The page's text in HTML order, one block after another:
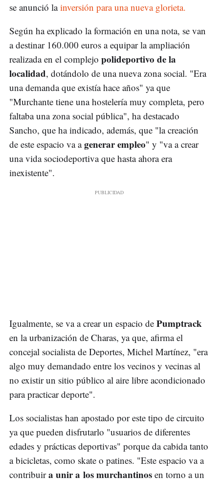
se anunció lainversión para una nueva glorieta.
Según ha explicado la formación en una nota, se van
a destinar 160.000 euros a equipar la ampliación
realizada en el complejo polideportivo de la
localidad, dotándolo de una nueva zona social. "Era
una demanda que existía hace años" ya que
"Murchante tiene una hostelería muy completa, pero
faltaba una zona social pública", ha destacado
Sancho, que ha indicado, además, que "la creación
de este espacio va agenerar empleo" y "va a crear
una vida sociodeportiva que hasta ahora era
inexistente".
Igualmente, se va a crear un espacio de Pumptrack
en la urbanización de Charas, ya que, afirma el
concejal socialista de Deportes, Michel Martínez, "era
algo muy demandado entre los vecinos y vecinas al
no existir un sitio público al aire libre acondicionado
para practicar deporte".
Los socialistas han apostado por este tipo de circuito
ya que pueden disfrutarlo "usuarios de diferentes
edades y prácticas deportivas" porque da cabida tanto
a bicicletas, como skate o patines. "Este espacio va a
contribuira unir a los murchantinos en torno a un